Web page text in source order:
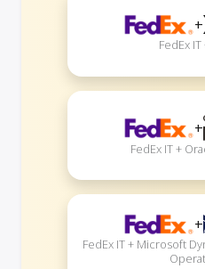
+
FedEx
+
FedEx IT +
+
FedEx IT + Microsoft